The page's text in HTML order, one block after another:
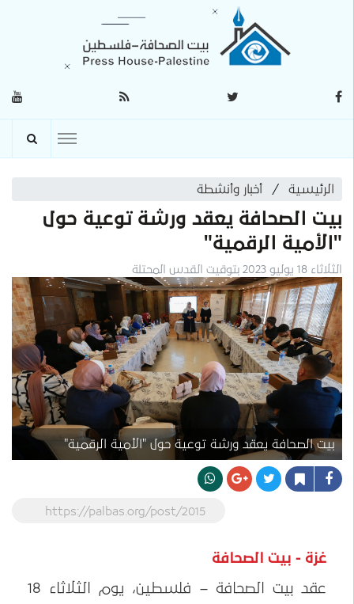
الرئيسية أخبار وأنشطة
بيت الصحافة يعقد ورشة توعية حول
"الأمية الرقمية"
الثلاثاء 18 يوليو 2023 بتوقيت القدس المحتلة
بيت الصحافة يعقد ورشة توعية حول "الأمية الرقمية"
https://palbas.org/post/2015
غزة - بيت الصحافة
عقد بيت الصحافة – فلسطين، يوم الثلاثاء 18